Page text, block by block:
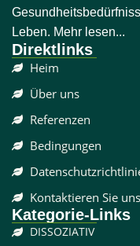
Leben. Mehr lesen...
Direktlinks
Heim
Über uns
Referenzen
Bedingungen
Kontaktieren Sie uns
Kategorie-Links
DISSOZIATIV